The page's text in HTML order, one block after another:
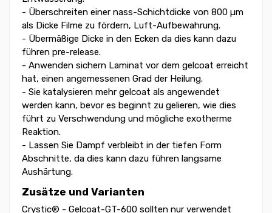
- Überschreiten einer nass-Schichtdicke von 800 µm
als Dicke Filme zu fördern, Luft-Aufbewahrung.
- Übermäßige Dicke in den Ecken da dies kann dazu
führen pre-release.
- Anwenden sichern Laminat vor dem gelcoat erreicht
hat, einen angemessenen Grad der Heilung.
- Sie katalysieren mehr gelcoat als angewendet
werden kann, bevor es beginnt zu gelieren, wie dies
führt zu Verschwendung und mögliche exotherme
Reaktion.
- Lassen Sie Dampf verbleibt in der tiefen Form
Abschnitte, da dies kann dazu führen langsame
Aushärtung.
Zusätze und Varianten
Crystic® - Gelcoat-GT-600 sollten nur verwendet